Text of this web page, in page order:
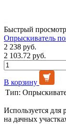
Быстрый просмотр
Опрыскиватель
2 238 руб.
2 103.72 руб.
В корзину
Тип:
Используется для
на дачных